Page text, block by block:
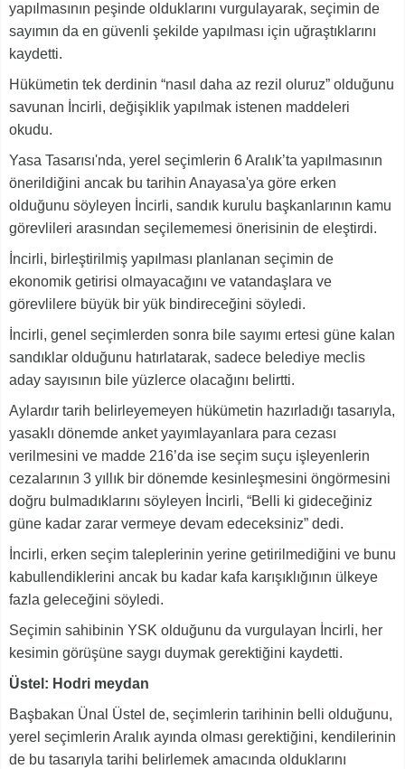
yapılmasının peşinde olduklarını vurgulayarak, seçimin de
sayımın da en güvenli şekilde yapılması için uğraştıklarını
kaydetti.
Hükümetin tek derdinin “nasıl daha az rezil oluruz” olduğunu
savunan İncirli, değişiklik yapılmak istenen maddeleri
okudu.
Yasa Tasarısı'nda, yerel seçimlerin 6 Aralık’ta yapılmasının
önerildiğini ancak bu tarihin Anayasa'ya göre erken
olduğunu söyleyen İncirli, sandık kurulu başkanlarının kamu
görevlileri arasından seçilememesi önerisinin de eleştirdi.
İncirli, birleştirilmiş yapılması planlanan seçimin de
ekonomik getirisi olmayacağını ve vatandaşlara ve
görevlilere büyük bir yük bindireceğini söyledi.
İncirli, genel seçimlerden sonra bile sayımı ertesi güne kalan
sandıklar olduğunu hatırlatarak, sadece belediye meclis
aday sayısının bile yüzlerce olacağını belirtti.
Aylardır tarih belirleyemeyen hükümetin hazırladığı tasarıyla,
yasaklı dönemde anket yayımlayanlara para cezası
verilmesini ve madde 216’da ise seçim suçu işleyenlerin
cezalarının 3 yıllık bir dönemde kesinleşmesini öngörmesini
doğru bulmadıklarını söyleyen İncirli, “Belli ki gideceğiniz
güne kadar zarar vermeye devam edeceksiniz” dedi.
İncirli, erken seçim taleplerinin yerine getirilmediğini ve bunu
kabullendiklerini ancak bu kadar kafa karışıklığının ülkeye
fazla geleceğini söyledi.
Seçimin sahibinin YSK olduğunu da vurgulayan İncirli, her
kesimin görüşüne saygı duymak gerektiğini kaydetti.
Üstel: Hodri meydan
Başbakan Ünal Üstel de, seçimlerin tarihinin belli olduğunu,
yerel seçimlerin Aralık ayında olması gerektiğini, kendilerinin
de bu tasarıyla tarihi belirlemek amacında olduklarını